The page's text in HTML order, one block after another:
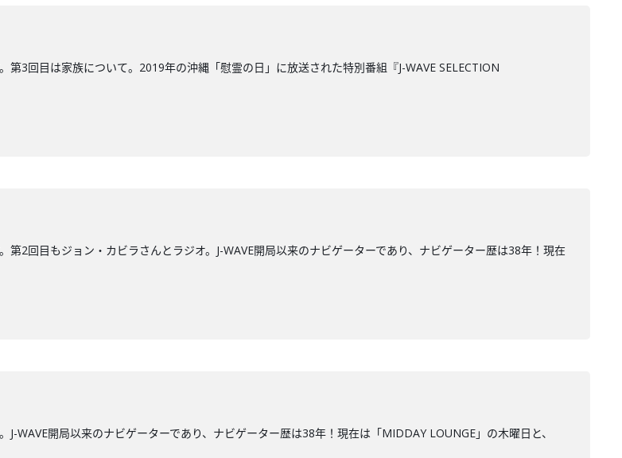
3回目は家族について。2019年の沖縄「慰霊の日」に放送された特別番組『J-WAVE SELECTION
2回目もジョン・カビラさんとラジオ。J-WAVE開局以来のナビゲーターであり、ナビゲーター歴は38年！現在
WAVE開局以来のナビゲーターであり、ナビゲーター歴は38年！現在は「MIDDAY LOUNGE」の木曜日と、